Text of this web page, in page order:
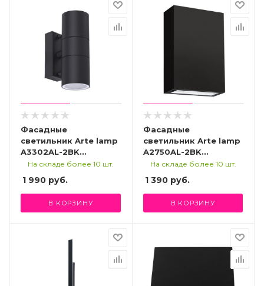
Фасадные
светильник Arte lamp
A3302AL-2BK
УЛИЧНЫЙ
На складе более 10 шт.
1 990 руб.
В КОРЗИНУ
Фасадные
светильник Arte lamp
A2750AL-2BK
УЛИЧНЫЙ
На складе более 10 шт.
1 390руб.
В КОРЗИНУ